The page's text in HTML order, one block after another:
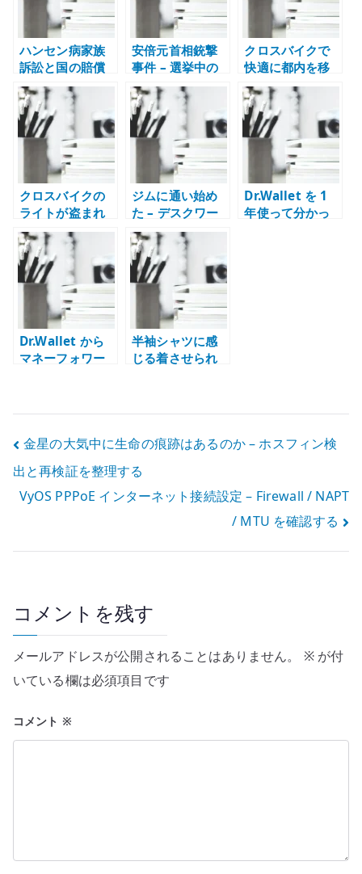
ハンセン病家族
訴訟と国の賠償
責任 – 隔離政策
が家族に残した
ものを記録する
安倍元首相銃撃
事件 – 選挙中の
暴力が日本社会
に残したもの
クロスバイクで
快適に都内を移
動する – 電車と
は違う自由さが
ある
クロスバイクの
ライトが盗まれ
る – 取り外し式
ライトと盗難対
策
ジムに通い始め
た – デスクワー
クの体を動かす
習慣を作る
Dr.Wallet を 1
年使って分かっ
Dr.Wallet から
マネーフォワー
半袖シャツに感
じる着させられ
主体性を考える
投
稿
ナ
ビ
ー
シ
ョ
ン
金星の大気中に生命の痕跡はあるのか – ホスフィン検
出と再検証を整理する
VyOS PPPoE インターネット接続設定 – Firewall / NAPT
/ MTU を確認する
コメントを残す
メールアドレスが公開されることはありません。 ※が付
いている欄は必須項目です
コメント ※